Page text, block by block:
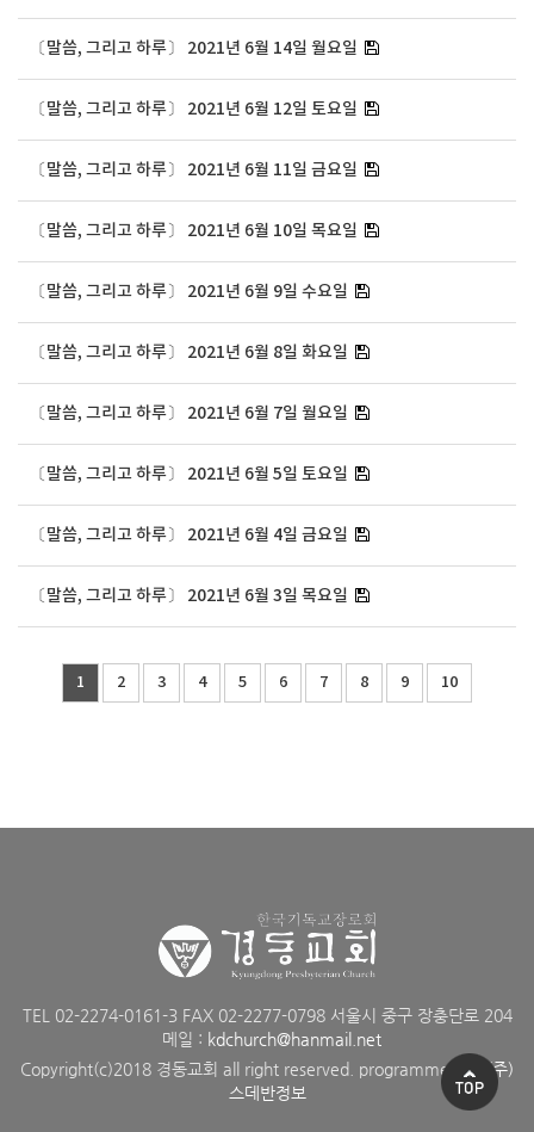
〔말씀, 그리고 하루〕 2021년 6월 14일 월요일
〔말씀, 그리고 하루〕 2021년 6월 12일 토요일
〔말씀, 그리고 하루〕 2021년 6월 11일 금요일
〔말씀, 그리고 하루〕 2021년 6월 10일 목요일
〔말씀, 그리고 하루〕 2021년 6월 9일 수요일
〔말씀, 그리고 하루〕 2021년 6월 8일 화요일
〔말씀, 그리고 하루〕 2021년 6월 7일 월요일
〔말씀, 그리고 하루〕 2021년 6월 5일 토요일
〔말씀, 그리고 하루〕 2021년 6월 4일 금요일
〔말씀, 그리고 하루〕 2021년 6월 3일 목요일
1 2 3 4 5 6 7 8 9 10
TEL 02-2274-0161-3 FAX 02-2277-0798 서울시 중구 장충단로 204
메일 : kdchurch@hanmail.net
Copyright(c)2018 경동교회 all right reserved. programmed by
(주)
스데반정보